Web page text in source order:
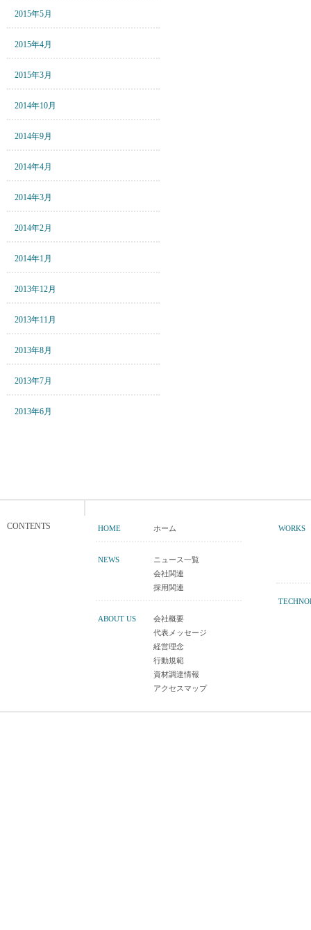
2015年5月
2015年4月
2015年3月
2014年10月
2014年9月
2014年4月
2014年3月
2014年2月
2014年1月
2013年12月
2013年11月
2013年8月
2013年7月
2013年6月
CONTENTS HOME ホーム
NEWS
ニュース一覧
会社関連
採用関連
ABOUT US
会社概要
代表メッセージ
経営理念
行動規範
資材調達情報
アクセスマップ
WORKS